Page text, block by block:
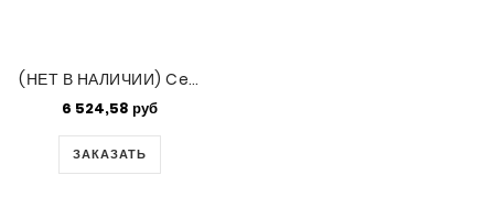
(НЕТ В НАЛИЧИИ) Ceylon Grey Miyuki 15/0 250gm (1866)
6 524,58 руб
ЗАКАЗАТЬ